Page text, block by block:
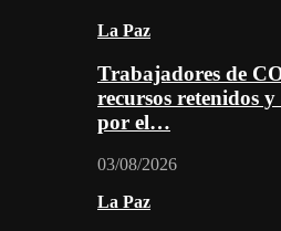
La Paz
Trabajadores de
recursos retenidos
por el…
03/08/2026
La Paz